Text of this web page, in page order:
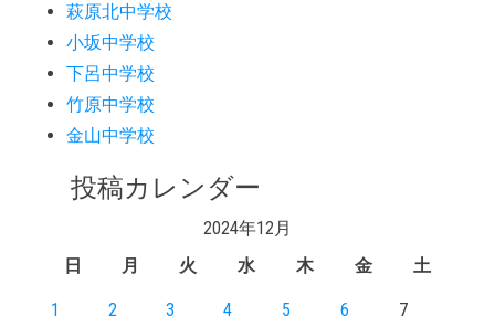
萩原北中学校
小坂中学校
下呂中学校
竹原中学校
金山中学校
投稿カレンダー
2024年12月
日
月 火 水 木 金 土
1 2 3 4 5 6 7